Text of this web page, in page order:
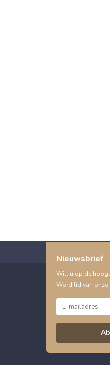
Nieuwsbrief
Wilt u op de
Word lid van